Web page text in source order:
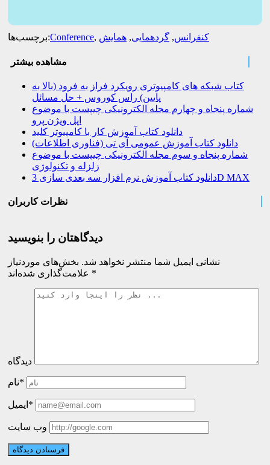
برچسب‌ها:Conference, کنفرانس, گردهمایی, همایش
مشاهده بیشتر
کتاب شبکه های کامپیوتری رویکرد فراز به فرود (بالا به
پایین) راس کوروس + حل مسائل
شماره پنجاه و چهارم مجله الکترونیکی چیپست با موضوع
اپل ویژن پرو
دانلود کتاب آموزش کار با کامپیوتر کلید
دانلود کتاب آموزش عمومی آی تی (فناوری اطلاعات)
شماره پنجاه و سوم مجله الکترونیکی چیپست با موضوع
زلزله و تکنولوژی
دانلود کتاب آموزش نرم افزار سه بعدی سازی 3D MAX
نظرات کاربران
دیدگاهتان را بنویسید
نشانی ایمیل شما منتشر نخواهد شد. بخش‌های موردنیاز
*
دیدگاه
نام*
ایمیل*
وب سایت